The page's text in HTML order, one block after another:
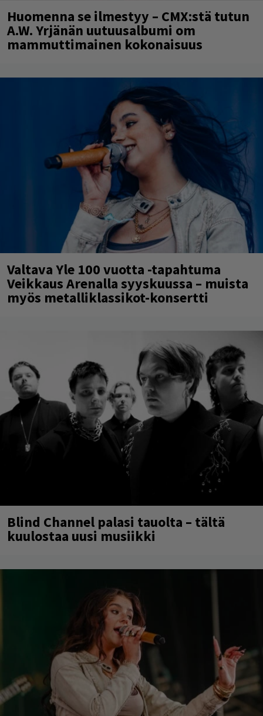
Huomenna se ilmestyy – CMX:stä tutun
A.W. Yrjänän uutuusalbumi om
mammuttimainen kokonaisuus
Valtava Yle 100 vuotta -tapahtuma
Veikkaus Arenalla syyskuussa – muista
myös metalliklassikot-konsertti
Blind Channel palasi tauolta – tältä
kuulostaa uusi musiikki